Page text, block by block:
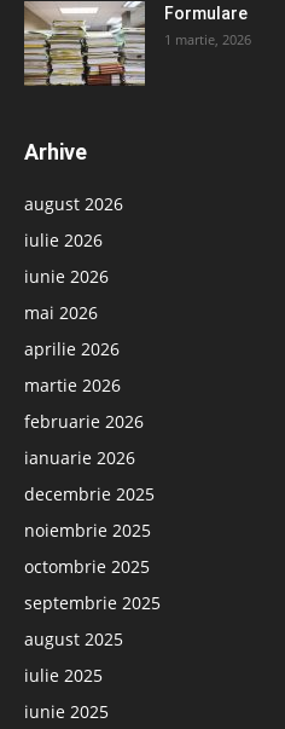
Formulare
1 martie, 2026
Arhive
august 2026
iulie 2026
iunie 2026
mai 2026
aprilie 2026
martie 2026
februarie 2026
ianuarie 2026
decembrie 2025
noiembrie 2025
octombrie 2025
septembrie 2025
august 2025
iulie 2025
iunie 2025